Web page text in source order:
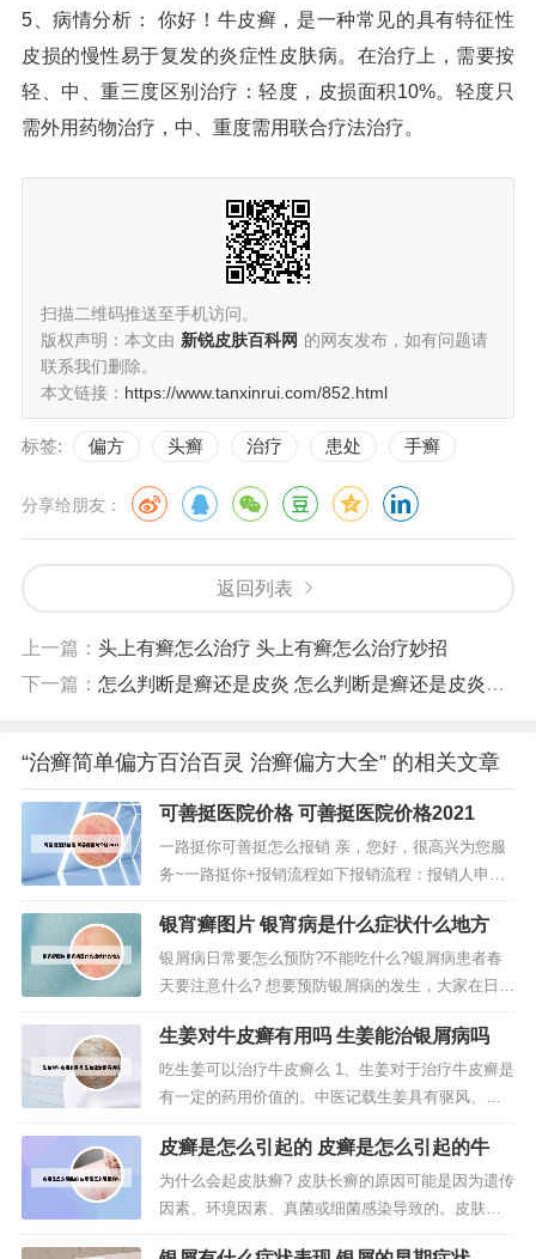
5、病情分析： 你好！牛皮癣，是一种常见的具有特征性
皮损的慢性易于复发的炎症性皮肤病。在治疗上，需要按
轻、中、重三度区别治疗：轻度，皮损面积10%。轻度只
需外用药物治疗，中、重度需用联合疗法治疗。
扫描二维码推送至手机访问。
版权声明：本文由 新锐皮肤百科网 的网友发布，如有问题请
联系我们删除。
本文链接： https://www.tanxinrui.com/852.html
标签: 偏方 头癣 治疗 患处 手癣
分享给朋友：
返回列表
上一篇： 头上有癣怎么治疗 头上有癣怎么治疗妙招
下一篇： 怎么判断是癣还是皮炎 怎么判断是癣还是皮炎好大夫在线
“治癣简单偏方百治百灵 治癣偏方大全” 的相关文章
可善挺医院价格 可善挺医院价格2021
一路挺你可善挺怎么报销 亲，您好，很高兴为您服
务~一路挺你+报销流程如下报销流程：报销人申请
报销，填制费用报销单。报销人部门负责人或上级
主管确认签字。财务主管审核报销单、票据。公司
总经理审批。出纳复核并履行付款。法律主观：保
险公司可以报销可善挺。可善挺已经纳入国家医保
药物，目前很多省市已经落实了报销...
银宵癣图片 银宵病是什么症状什么地方
银屑病日常要怎么预防?不能吃什么?银屑病患者春
天要注意什么? 想要预防银屑病的发生，大家在日常
生活中，就要调整自己的饮食习惯，辛辣刺激的食
物要少吃，此外如果对海鲜、牛羊肉等发物过敏就
要远离，以免诱发银屑病。此外经常抽烟喝酒的
人，患上银屑病的几率也会更高，因此大家要尽快
戒除。银屑病不能吃的食物，咱们临...
生姜对牛皮癣有用吗 生姜能治银屑病吗
吃生姜可以治疗牛皮癣么 1、生姜对于治疗牛皮癣是
有一定的药用价值的。中医记载生姜具有驱风、暖
胃的作用，而风邪在牛皮癣发病过程中起到核心重
要的作用，同时大多数牛皮癣患者又存在浅表性胃
炎，所以牛皮癣患者可食用一些生姜，促进胃肠功
能恢复。2、span生姜对牛皮癣防治，也是有一定药
用价值的，生姜具有驱风、暖...
皮癣是怎么引起的 皮癣是怎么引起的牛
为什么会起皮肤癣? 皮肤长癣的原因可能是因为遗传
因素、环境因素、真菌或细菌感染导致的。皮肤长
癣的原因主要是根据病因以及癣的种类来判断。牛